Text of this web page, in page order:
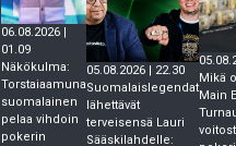
06.08.2026 |
01.09
Näkökulma:
Torstaiaamuna
suomalainen
pelaa vihdoin
pokerin
05.08.2026 | 22.30
Suomalaislegendat
lähettävät
terveisensä Lauri
Sääskilahdelle:
Mikä
Main